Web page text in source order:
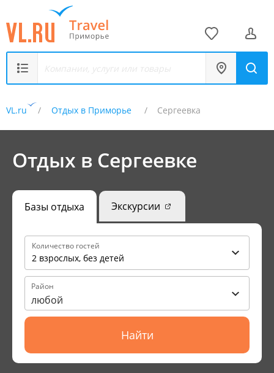
VL.ru Отдых в Приморье Сергеевка
Отдых в Сергеевке
Базы отдыха Экскурсии
Количество гостей
2 взрослых, без детей
Район
любой
Найти